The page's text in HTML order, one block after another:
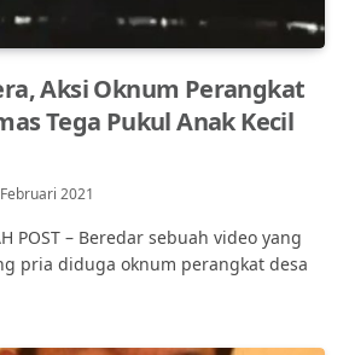
Aksi Oknum Perangkat
Tega Pukul Anak Kecil
2021
POST – Beredar sebuah video yang
pria diduga oknum perangkat desa